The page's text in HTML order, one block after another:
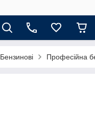
Бензинові Професійна